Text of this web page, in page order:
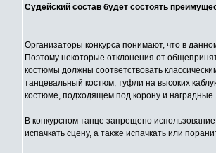
Судейский состав будет состоять
Организаторы конкурса понимают, что в
Поэтому некоторые отклонения от
костюмы должны соответствовать
танцевальный костюм, туфли на высоких
костюме, подходящем под корону и наградные
В конкурсном танце запрещено
испачкать сцену, а также испачкать или